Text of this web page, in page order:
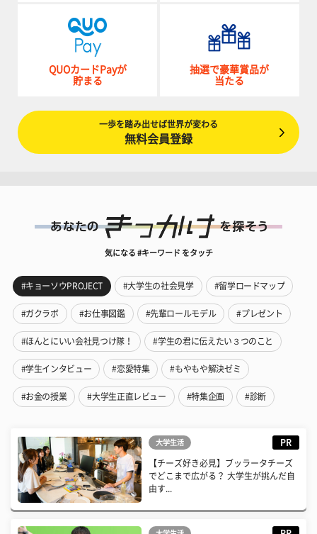
QUOカードPayが
貯まる
抽選で豪華賞品が
当たる
一歩を踏み出せば世界が変わる
無料会員登録
気になる #キーワード をタッチ
#キョーソウPROJECT #大学生の社会見学 #留学ロードマップ
#ガクラボ #お仕事図鑑 #先輩ロールモデル #プレゼント
#ほんとにいい会社見つけ隊！ #学生の君に伝えたい３つのこと
#学生インタビュー #恋愛特集 #もやもや解決ゼミ
#お金の授業 #大学生正直レビュー #特集企画 #診断
大学生活 PR
【チーズ好き必見】ブッラータチーズ
でどこまで広がる？ 大学生が挑んだ自
由す...